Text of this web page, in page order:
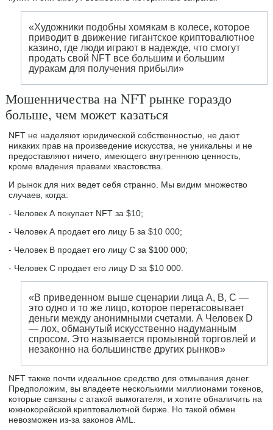
«Художники подобны хомякам в колесе, которое
приводит в движение гигантское криптовалютное
казино, где люди играют в надежде, что смогут
продать свой NFT все большим и большим
дуракам для получения прибыли»
Мошенничества на NFT рынке гораздо
больше, чем может казаться
NFT не наделяют юридической собственностью, не дают
никаких прав на произведение искусства, не уникальны и не
предоставляют ничего, имеющего внутреннюю ценность,
кроме владения правами хвастовства.
И рынок для них ведет себя странно. Мы видим множество
случаев, когда:
- Человек А покупает NFT за $10;
- Человек А продает его лицу Б за $10 000;
- Человек B продает его лицу C за $100 000;
- Человек C продает его лицу D за $10 000.
«В приведенном выше сценарии лица A, B, C —
это одно и то же лицо, которое перетасовывает
деньги между анонимными счетами. А Человек D
— лох, обманутый искусственно надуманным
спросом. Это называется промывной торговлей и
незаконно на большинстве других рынков»
NFT также почти идеальное средство для отмывания денег.
Предположим, вы владеете несколькими миллионами токенов,
которые связаны с атакой вымогателя, и хотите обналичить на
южнокорейской криптовалютной бирже. Но такой обмен
невозможен из-за законов AML.